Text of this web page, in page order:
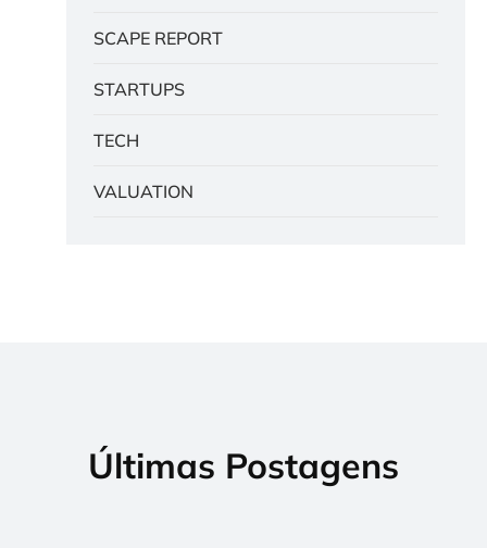
SCAPE REPORT
STARTUPS
TECH
VALUATION
Últimas Postagens